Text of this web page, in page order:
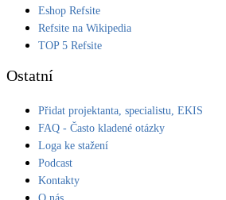
Eshop Refsite
Refsite na Wikipedia
TOP 5 Refsite
Ostatní
Přidat projektanta, specialistu, EKIS
FAQ - Často kladené otázky
Loga ke stažení
Podcast
Kontakty